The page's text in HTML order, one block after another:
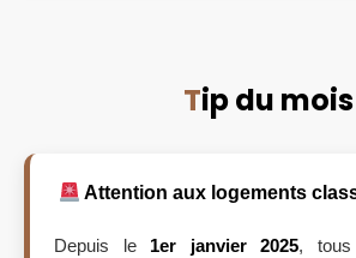
Tip du mois
Attention aux logements
Depuis le 1er janvier 2025,